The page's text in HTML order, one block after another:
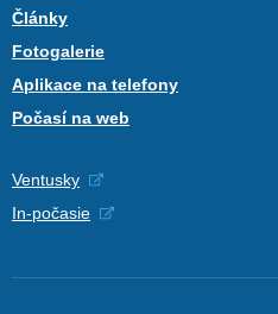
Články
Fotogalerie
Aplikace na telefony
Počasí na web
Ventusky
In-počasie